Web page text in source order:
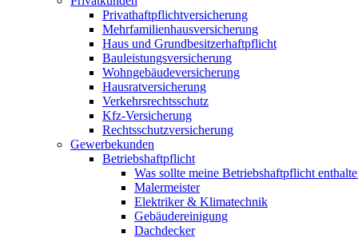
Privathaftpflichtversicherung
Mehrfamilienhausversicherung
Haus und Grundbesitzerhaftpflicht
Bauleistungsversicherung
Wohngebäudeversicherung
Hausratversicherung
Verkehrsrechtsschutz
Kfz-Versicherung
Rechtsschutzversicherung
Gewerbekunden
Betriebshaftpflicht
Was sollte meine Betriebshaftpflicht
Malermeister
Elektriker & Klimatechnik
Gebäudereinigung
Dachdecker